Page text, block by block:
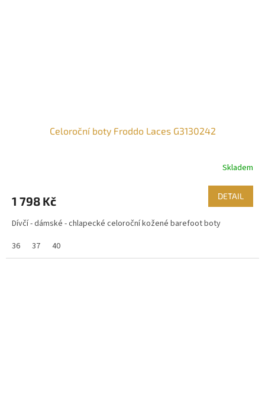
Celoroční boty Froddo Laces G3130242
Skladem
1 798 Kč DETAIL
Dívčí - dámské - chlapecké celoroční kožené barefoot boty
36
37 40